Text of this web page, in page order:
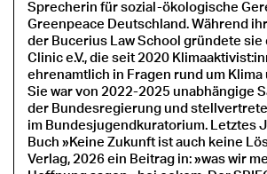
Sprecherin für sozial-ökologische
Greenpeace Deutschland. Während
der Bucerius Law School gründete sie
Clinic e.V., die seit 2020
ehrenamtlich in Fragen rund um Klima
Sie war von 2022-2025 unabhängige
der Bundesregierung und
im Bundesjugendkuratorium. Letztes
Buch »Keine Zukunft ist auch keine
Verlag, 2026 ein Beitrag in: »was wir